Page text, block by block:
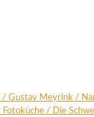
/ Gus­tav Mey­rink /
Foto­kü­che / Die